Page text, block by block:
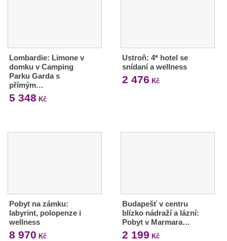
Lombardie: Limone v
domku v Camping
Parku Garda s
přímým…
5 348 Kč
Ustroň: 4* hotel se
snídaní a wellness
2 476 Kč
Pobyt na zámku:
labyrint, polopenze i
wellness
8 970 Kč
Budapešť v centru
blízko nádraží a lázní:
Pobyt v Marmara…
2 199 Kč